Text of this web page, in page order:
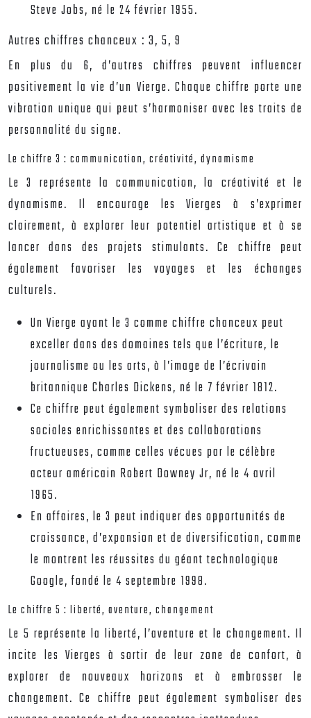
Steve Jobs, né le 24 février 1955.
Autres chiffres chanceux : 3, 5, 9
En plus du 6, d’autres chiffres peuvent influencer
positivement la vie d’un Vierge. Chaque chiffre porte une
vibration unique qui peut s’harmoniser avec les traits de
personnalité du signe.
Le chiffre 3 : communication, créativité, dynamisme
Le 3 représente la communication, la créativité et le
dynamisme. Il encourage les Vierges à s’exprimer
clairement, à explorer leur potentiel artistique et à se
lancer dans des projets stimulants. Ce chiffre peut
également favoriser les voyages et les échanges
culturels.
Un Vierge ayant le 3 comme chiffre chanceux peut
exceller dans des domaines tels que l’écriture, le
journalisme ou les arts, à l’image de l’écrivain
britannique Charles Dickens, né le 7 février 1812.
Ce chiffre peut également symboliser des relations
sociales enrichissantes et des collaborations
fructueuses, comme celles vécues par le célèbre
acteur américain Robert Downey Jr, né le 4 avril
1965.
En affaires, le 3 peut indiquer des opportunités de
croissance, d’expansion et de diversification, comme
le montrent les réussites du géant technologique
Google, fondé le 4 septembre 1998.
Le chiffre 5 : liberté, aventure, changement
Le 5 représente la liberté, l’aventure et le changement. Il
incite les Vierges à sortir de leur zone de confort, à
explorer de nouveaux horizons et à embrasser le
changement. Ce chiffre peut également symboliser des